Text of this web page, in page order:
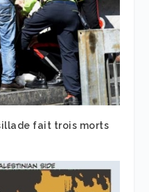
fait trois morts